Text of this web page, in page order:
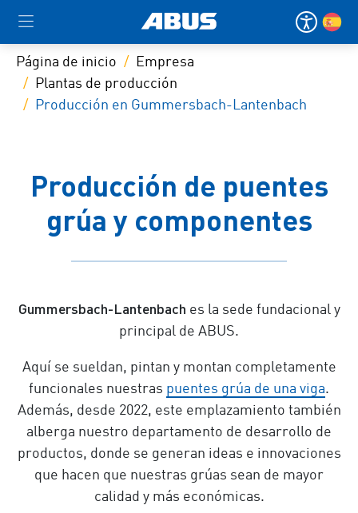
Página de inicio
Empresa
Plantas de producción
Producción en Gummersbach-Lantenbach
Producción de puentes
grúa y componentes
Gummersbach-Lantenbach es la sede fundacional y
principal de ABUS.
Aquí se sueldan, pintan y montan completamente
funcionales nuestras puentes grúa de una viga.
Además, desde 2022, este emplazamiento también
alberga nuestro departamento de desarrollo de
productos, donde se generan ideas e innovaciones
que hacen que nuestras grúas sean de mayor
calidad y más económicas.